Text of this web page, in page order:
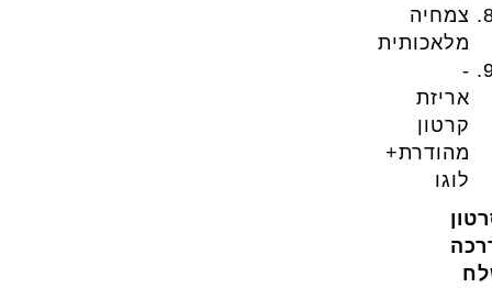
צמחיה
מלאכותית
-
אריזת
קרטון
מהודרת+
לוגו